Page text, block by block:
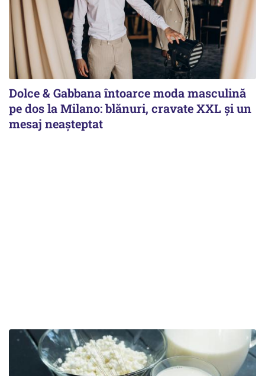
Dolce & Gabbana întoarce moda masculină
pe dos la Milano: blănuri, cravate XXL și un
mesaj neașteptat